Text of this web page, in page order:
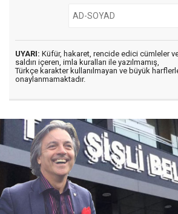
UYARI: Küfür, hakaret, rencide edici cümleler
saldırı içeren, imla kuralları ile yazılmamış,
Türkçe karakter kullanılmayan ve büyük
onaylanmamaktadır.